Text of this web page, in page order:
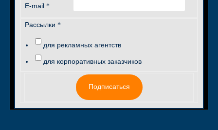
E-mail *
Рассылки *
для рекламных агентств
для корпоративных заказчиков
Подписаться